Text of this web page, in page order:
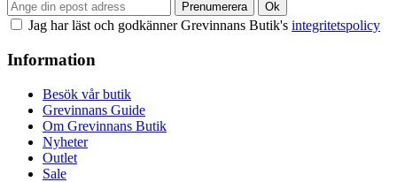
Jag har läst och godkänner Grevinnans Butik's integritetspolicy
Information
Besök vår butik
Grevinnans Guide
Om Grevinnans Butik
Nyheter
Outlet
Sale